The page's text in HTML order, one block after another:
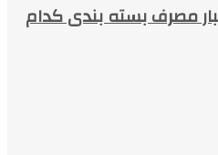
مصرف بسته بندی کدام